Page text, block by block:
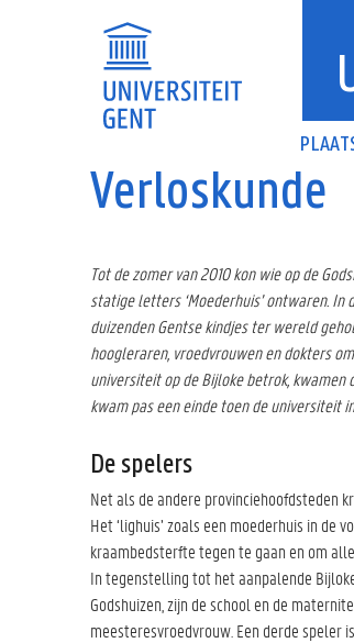
Verloskunde
Tot de zomer van 2010 kon wie op de
statige letters ‘Moederhuis’ ontwaren.
duizenden Gentse kindjes ter wereld
hoogleraren, vroedvrouwen en dokters
universiteit op de Bijloke betrok,
kwam pas een einde toen de universiteit
De spelers
Net als de andere provinciehoofdsteden
Het ‘lighuis’ zoals een moederhuis in de
kraambedsterfte tegen te gaan en om
In tegenstelling tot het aanpalende
Godshuizen, zijn de school en de
meesteresvroedvrouw. Een derde speler